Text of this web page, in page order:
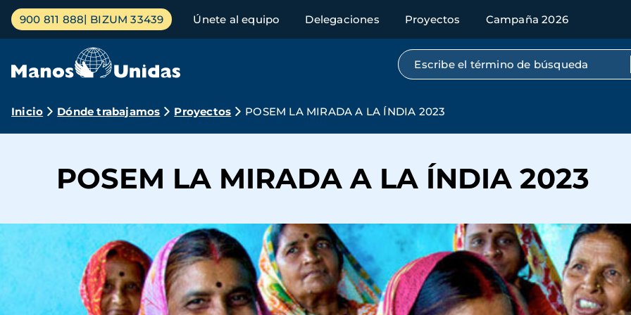
Pasar
contenido
Menú
principal
900 811 888 BIZUM 33439 Únete al equipo Delegaciones Proyectos Campaña 2026
Búsqueda por texto completo
Ruta
navegación
Inicio Dónde trabajamos Proyectos POSEM LA MIRADA A LA ÍNDIA 2023
POSEM LA MIRADA A LA ÍNDIA 2023